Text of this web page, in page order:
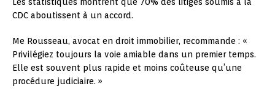
CDC aboutissent à un accord.
Me Rousseau, avocat en droit immobilier, recommande : «
Privilégiez toujours la voie amiable dans un premier temps.
Elle est souvent plus rapide et moins coûteuse qu’une
procédure judiciaire. »